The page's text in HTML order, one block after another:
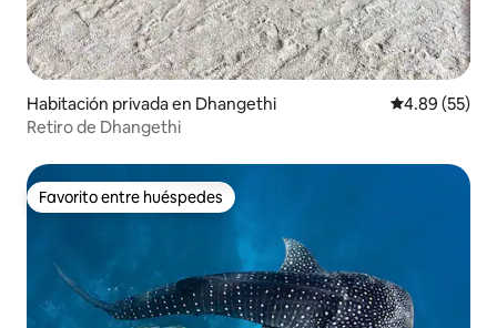
Habitación privada en Dhangethi Calificación
4.89 (55)
Retiro de Dhangethi
Favorito entre huéspedes
Favorito entre huéspedes